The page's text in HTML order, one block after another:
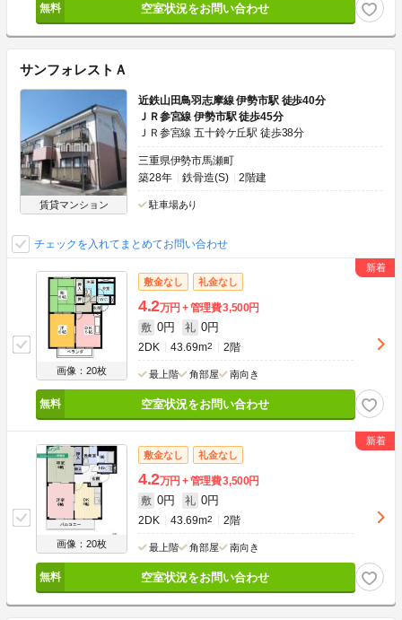
空室状況をお問い合わせ
サンフォレストＡ
賃貸マンション
近鉄山田鳥羽志摩線 伊勢市駅 徒歩40分
ＪＲ参宮線 伊勢市駅 徒歩45分
ＪＲ参宮線 五十鈴ケ丘駅 徒歩38分
三重県伊勢市馬瀬町
築28年
鉄骨造(S) 2階建
駐車場あり
チェックを入れてまとめてお問い合わせ
画像：20枚
敷金なし 礼金なし
4.2万円 管理費3,500円
敷 0円 礼 0円
2DK 43.69m2 2階
最上階 角部屋 南向き
空室状況をお問い合わせ
画像：20枚
敷金なし 礼金なし
4.2万円 管理費3,500円
敷 0円 礼 0円
2DK 43.69m2 2階
最上階 角部屋 南向き
空室状況をお問い合わせ